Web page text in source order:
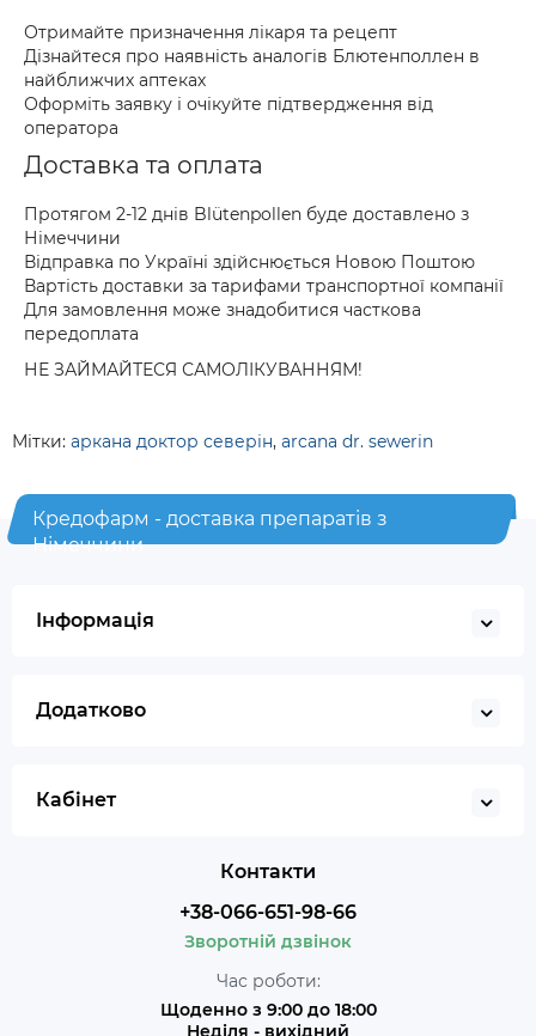
Отримайте призначення лікаря та рецепт
Дізнайтеся про наявність аналогів Блютенполлен в
найближчих аптеках
Оформіть заявку і очікуйте підтвердження від
оператора
Доставка та оплата
Протягом 2-12 днів Blütenpollen буде доставлено з
Німеччини
Відправка по Україні здійснюється Новою Поштою
Вартість доставки за тарифами транспортної компанії
Для замовлення може знадобитися часткова
передоплата
НЕ ЗАЙМАЙТЕСЯ САМОЛІКУВАННЯМ!
Мітки: аркана доктор северін, arcana dr. sewerin
Кредофарм - доставка препаратів з
Німеччини
Інформація
Додатково
Кабінет
Контакти
+38-066-651-98-66
Зворотній дзвінок
Час роботи:
Щоденно з 9:00 до 18:00
Неділя - вихідний